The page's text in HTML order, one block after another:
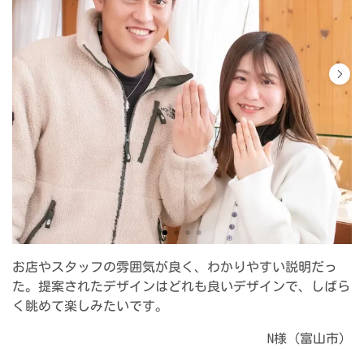
お店やスタッフの雰囲気が良く、わかりやすい説明だっ
た。提案されたデザインはどれも良いデザインで、しばら
く眺めて楽しみたいです。
N様（富山市）